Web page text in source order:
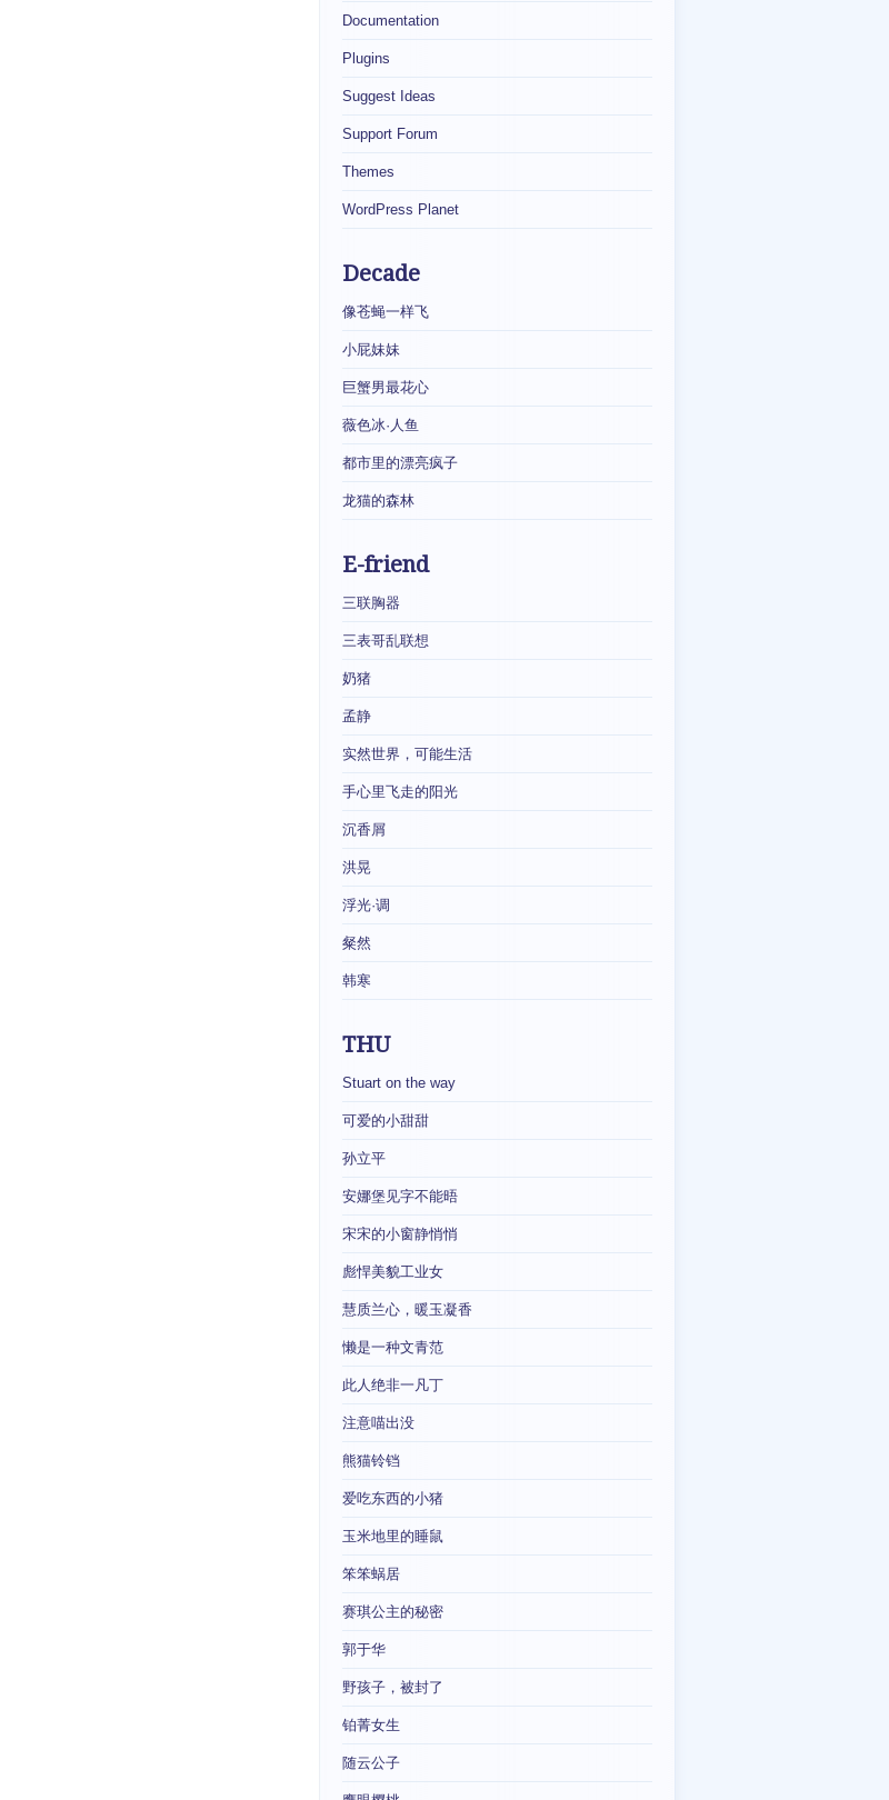
Documentation
Plugins
Suggest Ideas
Support Forum
Themes
WordPress Planet
Decade
像苍蝇一样飞
小屁妹妹
巨蟹男最花心
薇色冰·人鱼
都市里的漂亮疯子
龙猫的森林
E-friend
三联胸器
三表哥乱联想
奶猪
孟静
实然世界，可能生活
手心里飞走的阳光
沉香屑
洪晃
浮光·调
粲然
韩寒
THU
Stuart on the way
可爱的小甜甜
孙立平
安娜堡见字不能晤
宋宋的小窗静悄悄
彪悍美貌工业女
慧质兰心，暖玉凝香
懒是一种文青范
此人绝非一凡丁
注意喵出没
熊猫铃铛
爱吃东西的小猪
玉米地里的睡鼠
笨笨蜗居
赛琪公主的秘密
郭于华
野孩子，被封了
铂菁女生
随云公子